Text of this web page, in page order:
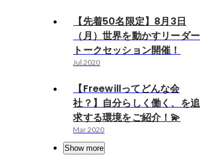
【先着50名限定】8月3日
（月）世界を動かすリーダー
トークセッション開催！
Jul 2020
【Freewillってどんな会
社？】自分らしく働く、を追
求する環境をご紹介！💫
Mar 2020
Show more